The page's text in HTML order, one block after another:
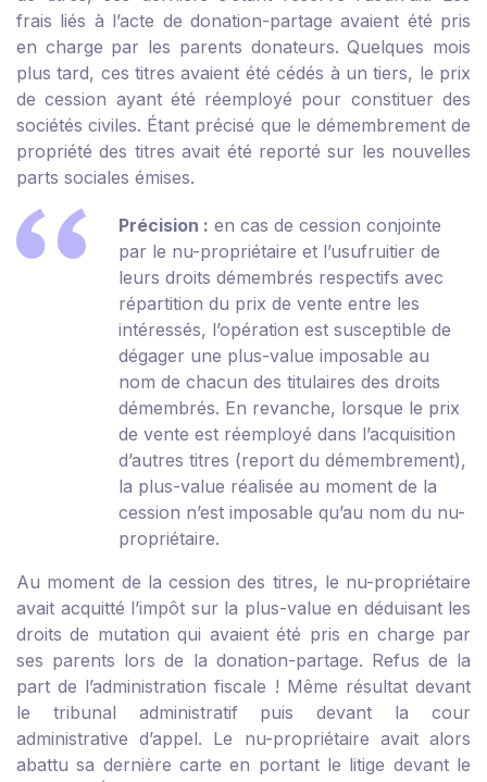
frais liés à l’acte de donation-partage avaient été pris
en charge par les parents donateurs. Quelques mois
plus tard, ces titres avaient été cédés à un tiers, le prix
de cession ayant été réemployé pour constituer des
sociétés civiles. Étant précisé que le démembrement de
propriété des titres avait été reporté sur les nouvelles
parts sociales émises.
Précision : en cas de cession conjointe
par le nu-propriétaire et l’usufruitier de
leurs droits démembrés respectifs avec
répartition du prix de vente entre les
intéressés, l’opération est susceptible de
dégager une plus-value imposable au
nom de chacun des titulaires des droits
démembrés. En revanche, lorsque le prix
de vente est réemployé dans l’acquisition
d’autres titres (report du démembrement),
la plus-value réalisée au moment de la
cession n’est imposable qu’au nom du nu-
propriétaire.
Au moment de la cession des titres, le nu-propriétaire
avait acquitté l’impôt sur la plus-value en déduisant les
droits de mutation qui avaient été pris en charge par
ses parents lors de la donation-partage. Refus de la
part de l’administration fiscale ! Même résultat devant
le tribunal administratif puis devant la cour
administrative d’appel. Le nu-propriétaire avait alors
abattu sa dernière carte en portant le litige devant le